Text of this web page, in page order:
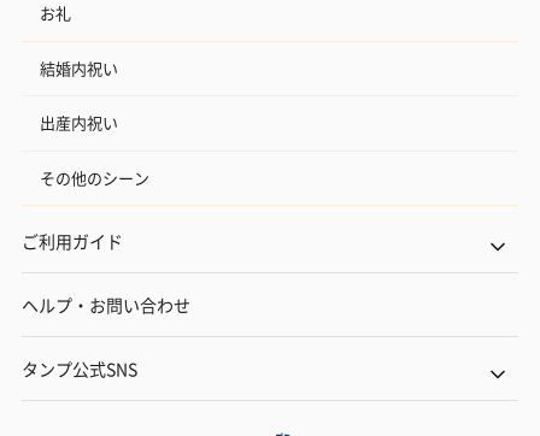
お礼
結婚内祝い
出産内祝い
その他のシーン
ご利用ガイド
ヘルプ・お問い合わせ
タンプ公式SNS